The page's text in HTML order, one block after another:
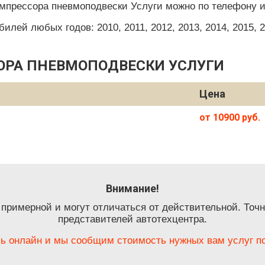
пневмоподвески Услуги можно по телефону
любых годов: 2010, 2011, 2012, 2013, 2014, 2015,
ПНЕВМОПОДВЕСКИ УСЛУГИ
Цена
от 10900 руб.
Внимание!
и могут отличаться от действительной.
представителей автотехцентра.
онлайн и мы сообщим стоимость нужных вам услуг